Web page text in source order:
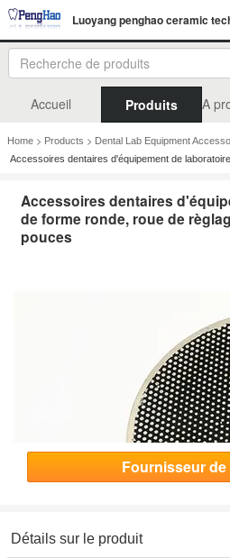
Luoyang penghao ceramic
Accueil Produits A
Home > Products > Dental Lab Equipment
Accessoires dentaires d'équipement de
Accessoires dentaires
de forme ronde, roue de
pouces
Fournisseur
Détails sur le produit